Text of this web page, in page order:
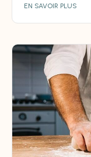
EN SAVOIR PLUS